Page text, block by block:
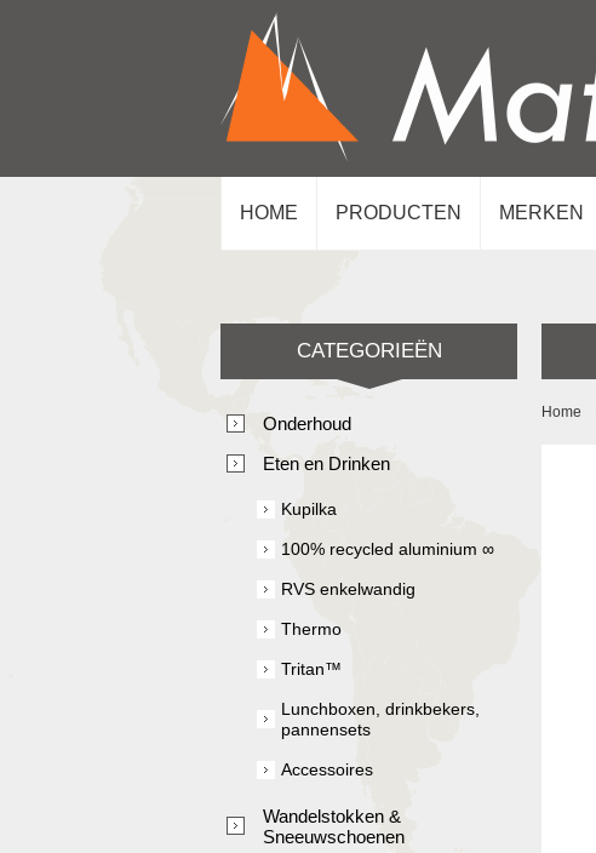
HOME PRODUCTEN MERKEN
Home
CATEGORIEËN
Onderhoud
Eten en Drinken
Kupilka
100% recycled aluminium ∞
RVS enkelwandig
Thermo
Tritan™
Lunchboxen, drinkbekers,
pannensets
Accessoires
Wandelstokken &
Sneeuwschoenen